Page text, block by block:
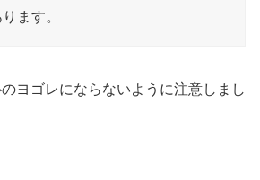
ます。
ヨゴレにならないように注意しまし